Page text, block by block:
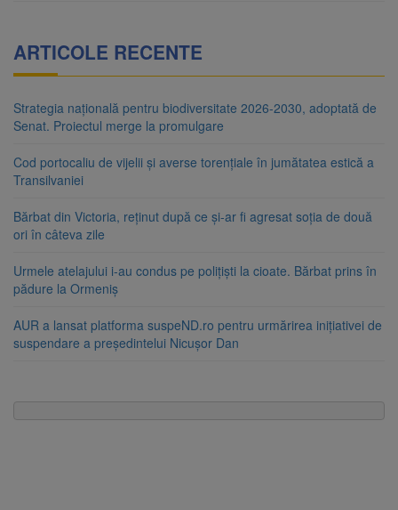
ARTICOLE RECENTE
Strategia națională pentru biodiversitate 2026-2030, adoptată de
Senat. Proiectul merge la promulgare
Cod portocaliu de vijelii și averse torențiale în jumătatea estică a
Transilvaniei
Bărbat din Victoria, reținut după ce și-ar fi agresat soția de două
ori în câteva zile
Urmele atelajului i-au condus pe polițiști la cioate. Bărbat prins în
pădure la Ormeniș
AUR a lansat platforma suspeND.ro pentru urmărirea inițiativei de
suspendare a președintelui Nicușor Dan